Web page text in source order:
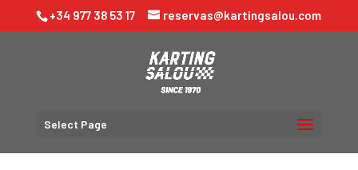
+34 977 38 53 17 reservas@kartingsalou.com
Select Page